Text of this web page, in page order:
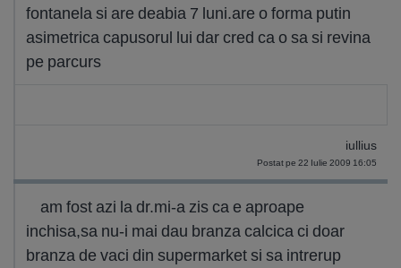
fontanela si are deabia 7 luni.are o forma putin
asimetrica capusorul lui dar cred ca o sa si revina
pe parcurs
iullius
Postat pe 22 Iulie 2009 16:05
am fost azi la dr.mi-a zis ca e aproape
inchisa,sa nu-i mai dau branza calcica ci doar
branza de vaci din supermarket si sa intrerup